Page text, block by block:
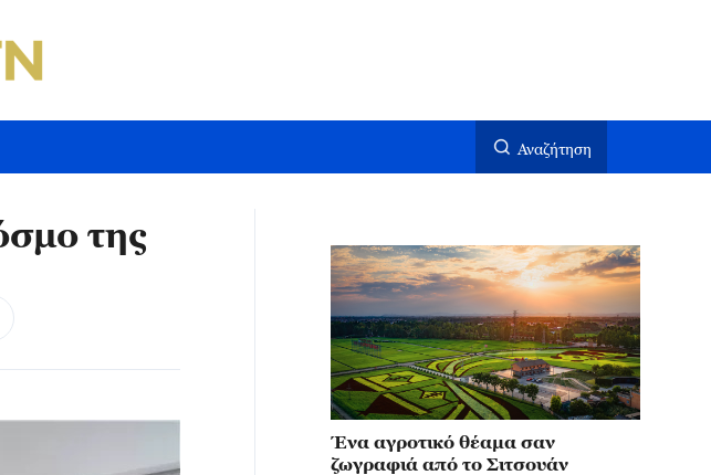
Αναζήτηση
της
Ένα αγροτικό θέαμα σαν
ζωγραφιά από το Σιτσουάν